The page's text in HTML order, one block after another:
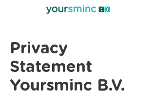
Privacy
Statement
Yoursminc B.V.